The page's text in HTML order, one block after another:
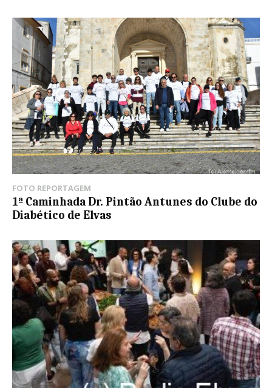
FOTO REPORTAGEM
1ª Caminhada Dr. Pintão Antunes do Clube do
Diabético de Elvas